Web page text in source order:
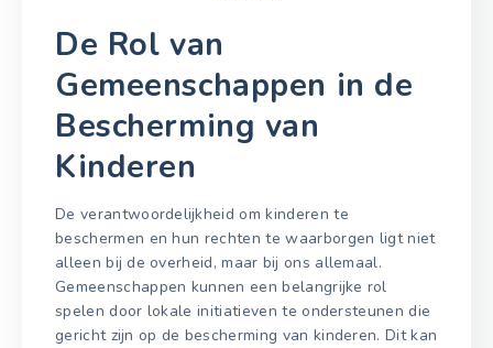
De Rol van
Gemeenschappen in de
Bescherming van
Kinderen
De verantwoordelijkheid om kinderen te
beschermen en hun rechten te waarborgen ligt niet
alleen bij de overheid, maar bij ons allemaal.
Gemeenschappen kunnen een belangrijke rol
spelen door lokale initiatieven te ondersteunen die
gericht zijn op de bescherming van kinderen. Dit kan